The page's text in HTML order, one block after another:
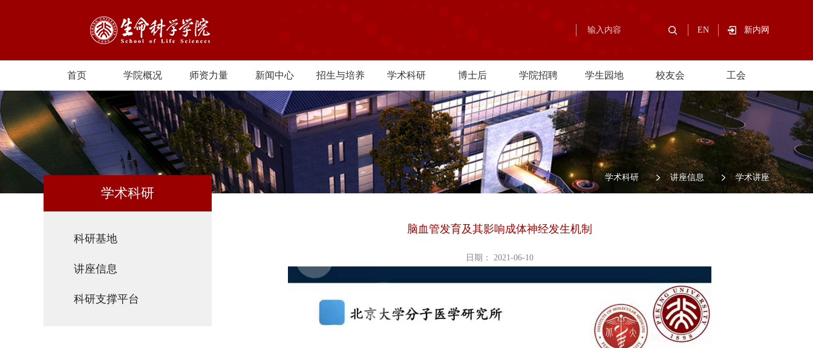
EN 新内网
首页 学院概况 师资力量 新闻中心 招生与培养 学术科研 博士后 学院招聘 学生园地 校友会 工会
/ 学术科研 / 讲座信息 / 学术讲座
学术科研
科研基地
讲座信息
科研支撑平台
脑血管发育及其影响成体神经发生机制
日期： 2021-06-10